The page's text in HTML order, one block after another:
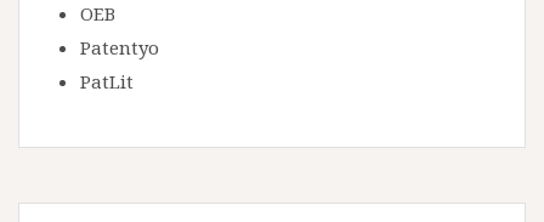
OEB
Patentyo
PatLit